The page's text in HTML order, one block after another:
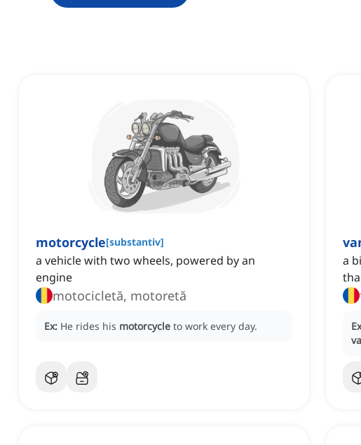
motorcycle[substantiv]
a vehicle with two wheels, powered by an
engine
motocicletă, motoretă
Ex: He rides his motorcycle to work every day.
a